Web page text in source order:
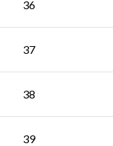
36
37
38
39